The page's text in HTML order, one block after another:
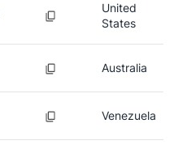
United
States
Australia
Venezuela